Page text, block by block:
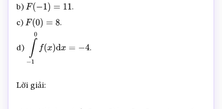
b) F (− )= 11
.
c) F (0)= 8 .
d) − 0 f(x)dx=− .
Lời giải: